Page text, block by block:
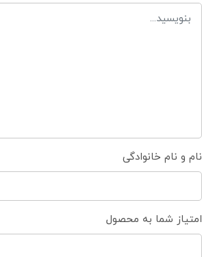
نام و نام خانوادگی
امتیاز شما به محصول